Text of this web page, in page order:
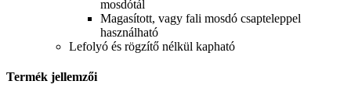
mosdótál
Magasított, vagy fali mosdó csapteleppel
használható
Lefolyó és rögzítő nélkül kapható
Termék jellemzői